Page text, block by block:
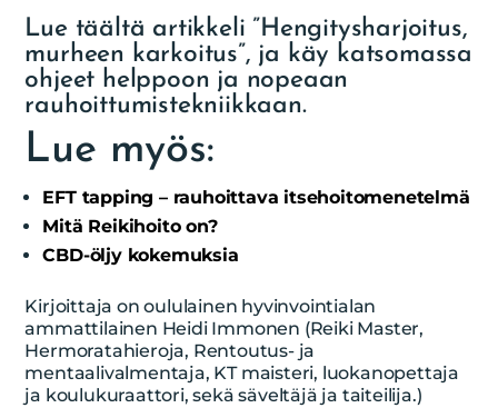
Lue täältä artikkeli ”Hengitysharjoitus,
murheen karkoitus”, ja käy katsomassa
ohjeet helppoon ja nopeaan
rauhoittumistekniikkaan.
Lue myös:
EFT tapping – rauhoittava itsehoitomenetelmä
Mitä Reikihoito on?
CBD-öljy kokemuksia
Kirjoittaja on oululainen hyvinvointialan
ammattilainen Heidi Immonen (Reiki Master,
Hermoratahieroja, Rentoutus- ja
mentaalivalmentaja, KT maisteri, luokanopettaja
ja koulukuraattori, sekä säveltäjä ja taiteilija.)